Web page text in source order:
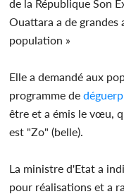
de la République Son
Ouattara a de
population »
Elle a demandé aux
programme de
être et a émis le vœu,
est "Zo" (belle).
La ministre d'Etat a
pour réalisations et a